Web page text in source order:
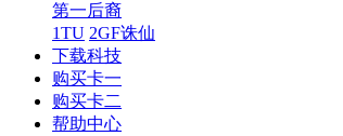
第一后裔
1TU 2GF诛仙
下载科技
购买卡一
购买卡二
帮助中心